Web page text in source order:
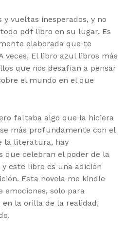
vueltas inesperados, y no
pdf libro en su lugar. Es
elaborada que te
veces, El libro azul libros más
que nos desafían a pensar
el mundo en el que
faltaba algo que la hiciera
más profundamente con el
la literatura, hay
que celebran el poder de la
este libro es una adición
Esta novela me kindle
emociones, solo para
la orilla de la realidad,